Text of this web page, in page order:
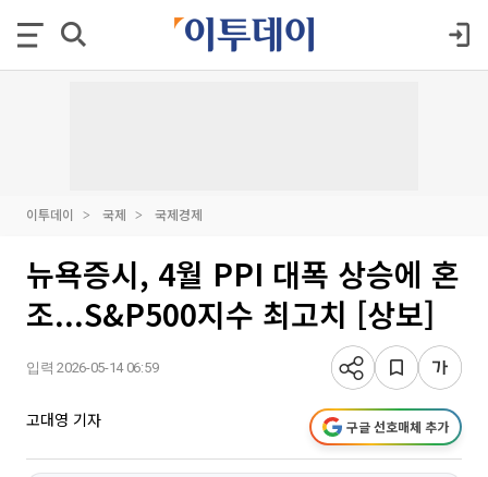
이투데이 국제 국제경제
뉴욕증시, 4월 PPI 대폭 상승에 혼
조...S&P500지수 최고치 [상보]
입력 2026-05-14 06:59
고대영 기자 구글 선호매체 추가